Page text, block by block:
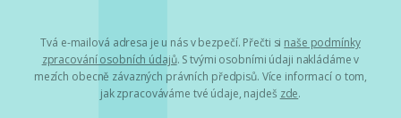
Tvá e-mailová adresa je u nás v bezpečí. Přečti si naše podmínky
zpracování osobních údajů. S tvými osobními údaji nakládáme v
mezích obecně závazných právních předpisů. Více informací o tom,
jak zpracováváme tvé údaje, najdeš zde.